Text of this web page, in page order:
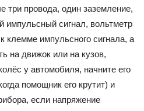
три провода, один заземление,
импульсный сигнал, вольтметр
клемме импульсного сигнала, а
на движок или на кузов,
у автомобиля, начните его
помощник его крутит) и
если напряжение